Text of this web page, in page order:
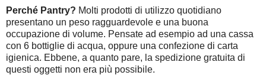
Perché Pantry? Molti prodotti di utilizzo quotidiano
presentano un peso ragguardevole e una buona
occupazione di volume. Pensate ad esempio ad una cassa
con 6 bottiglie di acqua, oppure una confezione di carta
igienica. Ebbene, a quanto pare, la spedizione gratuita di
questi oggetti non era più possibile.